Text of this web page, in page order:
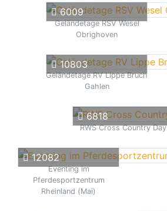
6009
Geländetage RSV Wesel
Obrighoven
10803
Geländetage RV Lippe Bruch
Gahlen
6818
RWS Cross Country Day
12082
Eventing im
Pferdesportzentrum
Rheinland (Mai)